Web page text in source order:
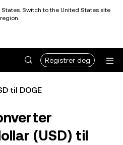
Switch to the United States site
Registrer deg
til DOGE
(USD) til